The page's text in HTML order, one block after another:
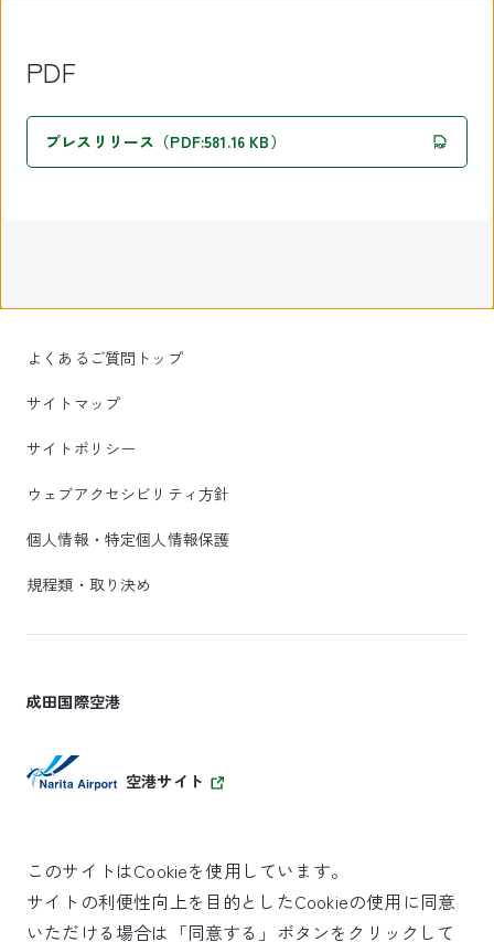
PDF
プレスリリース（PDF:581.16 KB）
よくあるご質問トップ
サイトマップ
サイトポリシー
ウェブアクセシビリティ方針
個人情報・特定個人情報保護
規程類・取り決め
成田国際空港
空港サイト
SKYTRAX
このサイトはCookieを使用しています。
サイトの利便性向上を目的としたCookieの使用に同意
いただける場合は「同意する」ボタンをクリックして